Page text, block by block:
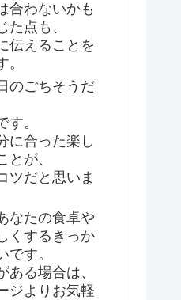
合わないかも
た点も、
伝えることを
のごちそうだ
す。
に合った楽し
とが、
ツだと思いま
なたの食卓や
くするきっか
です。
ある場合は、
ジよりお気軽